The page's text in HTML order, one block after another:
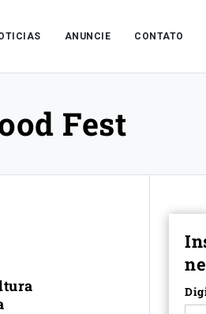
ANUNCIE CONTATO
Fest